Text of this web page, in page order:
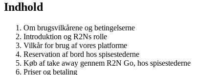
Indhold
Om brugsvilkårene og betingelserne
Introduktion og R2Ns rolle
Vilkår for brug af vores platforme
Reservation af bord hos spisestederne
Køb af take away gennem R2N Go, hos spisestederne
Priser og betaling